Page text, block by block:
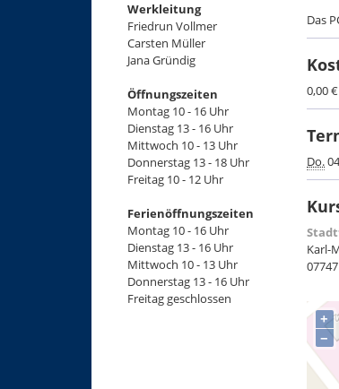
Werkleitung
Friedrun Vollmer
Carsten Müller
Jana Gründig
Öffnungszeiten
Montag 10 - 16 Uhr
Dienstag 13 - 16 Uhr
Mittwoch 10 - 13 Uhr
Donnerstag 13 - 18 Uhr
Freitag 10 - 12 Uhr
Ferienöffnungszeiten
Montag 10 - 16 Uhr
Dienstag 13 - 16 Uhr
Mittwoch 10 - 13 Uhr
Donnerstag 13 - 16 Uhr
Freitag geschlossen
Das
0,00 €
Do.
Karl-
+
−